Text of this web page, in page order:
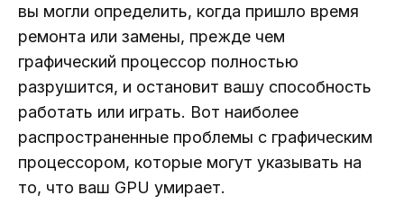
вы могли определить, когда пришло время
ремонта или замены, прежде чем
графический процессор полностью
разрушится, и остановит вашу способность
работать или играть. Вот наиболее
распространенные проблемы с графическим
процессором, которые могут указывать на
то, что ваш GPU умирает.